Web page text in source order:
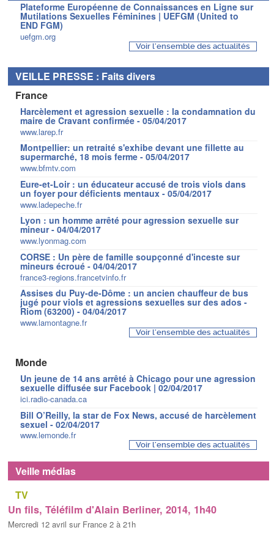
Plateforme Européenne de Connaissances en Ligne sur
Mutilations Sexuelles Féminines | UEFGM (United to
END FGM)
uefgm.org
Voir l'ensemble des actualités
VEILLE PRESSE : Faits divers
France
Harcèlement et agression sexuelle : la condamnation du
maire de Cravant confirmée - 05/04/2017
www.larep.fr
Montpellier: un retraité s'exhibe devant une fillette au
supermarché, 18 mois ferme - 05/04/2017
www.bfmtv.com
Eure-et-Loir : un éducateur accusé de trois viols dans
un foyer pour déficients mentaux - 05/04/2017
www.ladepeche.fr
Lyon : un homme arrêté pour agression sexuelle sur
mineur - 04/04/2017
www.lyonmag.com
CORSE : Un père de famille soupçonné d'inceste sur
mineurs écroué - 04/04/2017
france3-regions.francetvinfo.fr
Assises du Puy-de-Dôme : un ancien chauffeur de bus
jugé pour viols et agressions sexuelles sur des ados -
Riom (63200) - 04/04/2017
www.lamontagne.fr
Voir l'ensemble des actualités
Monde
Un jeune de 14 ans arrêté à Chicago pour une agression
sexuelle diffusée sur Facebook | 02/04/2017
ici.radio-canada.ca
Bill O’Reilly, la star de Fox News, accusé de harcèlement
sexuel - 02/04/2017
www.lemonde.fr
Voir l'ensemble des actualités
Veille médias
TV
Un fils, Téléfilm d'Alain Berliner, 2014, 1h40
Mercredi 12 avril sur France 2 à 21h